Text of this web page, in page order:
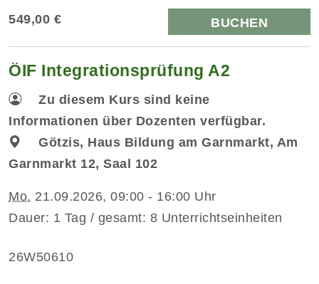
549,00 € BUCHEN
ÖIF Integrationsprüfung A2
Zu diesem Kurs sind keine
Informationen über Dozenten verfügbar.
Götzis, Haus Bildung am Garnmarkt, Am
Garnmarkt 12, Saal 102
Mo. 21.09.2026, 09:00 - 16:00 Uhr
Dauer: 1 Tag / gesamt: 8 Unterrichtseinheiten
26W50610